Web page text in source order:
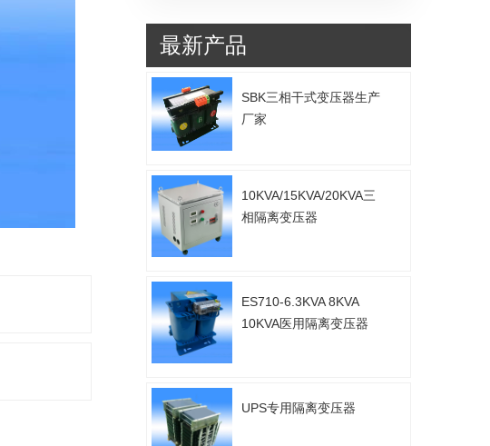
最新产品
SBK三相干式变压器生产
厂家
10KVA/15KVA/20KVA三
相隔离变压器
ES710-6.3KVA 8KVA
10KVA医用隔离变压器
UPS专用隔离变压器